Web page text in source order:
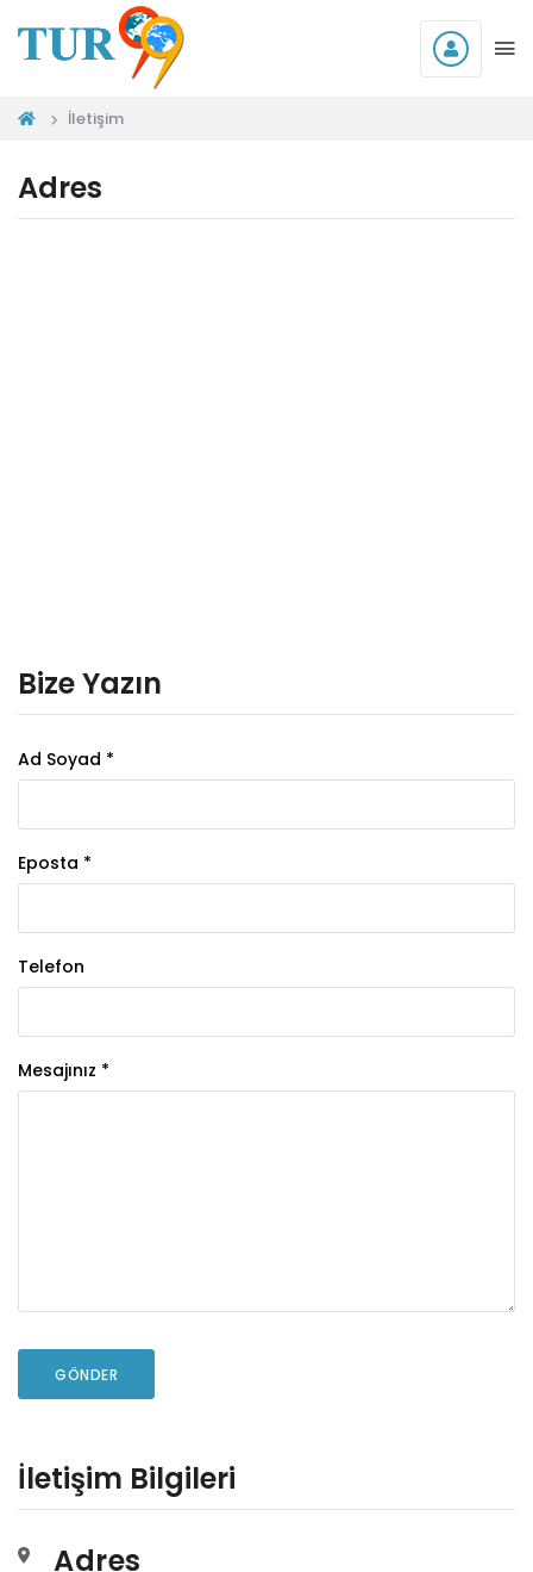
İletişim
Adres
Bize Yazın
Ad Soyad *
Eposta *
Telefon
Mesajınız *
İletişim Bilgileri
Adres